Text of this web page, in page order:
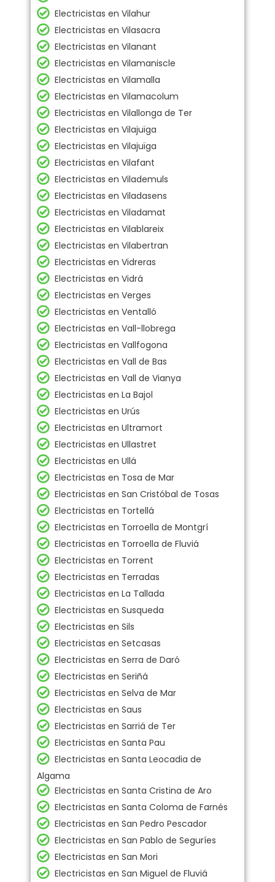
Electricistas en Vilahur
Electricistas en Vilasacra
Electricistas en Vilanant
Electricistas en Vilamaniscle
Electricistas en Vilamalla
Electricistas en Vilamacolum
Electricistas en Vilallonga de Ter
Electricistas en Vilajuïga
Electricistas en Vilajuïga
Electricistas en Vilafant
Electricistas en Vilademuls
Electricistas en Viladasens
Electricistas en Viladamat
Electricistas en Vilablareix
Electricistas en Vilabertran
Electricistas en Vidreras
Electricistas en Vidrá
Electricistas en Verges
Electricistas en Ventalló
Electricistas en Vall-llobrega
Electricistas en Vallfogona
Electricistas en Vall de Bas
Electricistas en Vall de Vianya
Electricistas en La Bajol
Electricistas en Urús
Electricistas en Ultramort
Electricistas en Ullastret
Electricistas en Ullá
Electricistas en Tosa de Mar
Electricistas en San Cristóbal de Tosas
Electricistas en Tortellá
Electricistas en Torroella de Montgrí
Electricistas en Torroella de Fluviá
Electricistas en Torrent
Electricistas en Terradas
Electricistas en La Tallada
Electricistas en Susqueda
Electricistas en Sils
Electricistas en Setcasas
Electricistas en Serra de Daró
Electricistas en Seriñá
Electricistas en Selva de Mar
Electricistas en Saus
Electricistas en Sarriá de Ter
Electricistas en Santa Pau
Electricistas en Santa Leocadia de
Algama
Electricistas en Santa Cristina de Aro
Electricistas en Santa Coloma de Farnés
Electricistas en San Pedro Pescador
Electricistas en San Pablo de Seguríes
Electricistas en San Mori
Electricistas en San Miguel de Fluviá